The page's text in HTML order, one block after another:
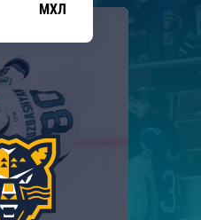
МХЛ